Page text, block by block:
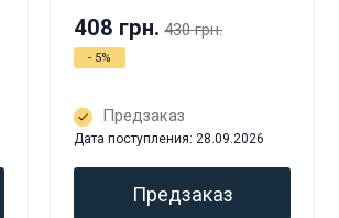
408 грн. 430 грн.
- 5%
Предзаказ
Дата поступления: 28.09.2026
Предзаказ